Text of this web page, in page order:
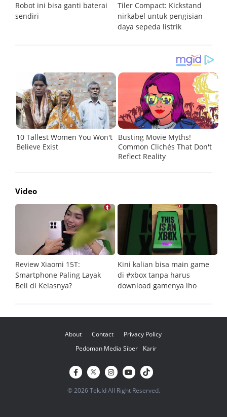
Robot ini bisa ganti baterai
sendiri
Tiler Compact: Kickstand
nirkabel untuk pengisian
daya sepeda listrik
Video
Review Xiaomi 15T:
Smartphone Paling Layak
Beli di Kelasnya?
Kini kalian bisa main game
di #xbox tanpa harus
download gamenya lho
About Contact
Privacy Policy
Pedoman Media Siber
Karir
© 2026 Tek.Id All Right Reserved.